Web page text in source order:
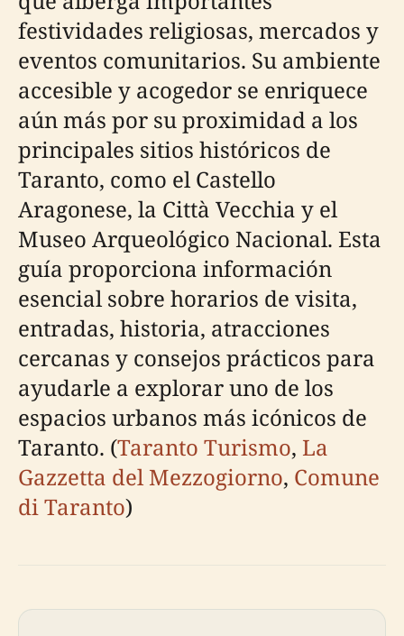
festividades religiosas, mercados y
eventos comunitarios. Su ambiente
accesible y acogedor se enriquece
aún más por su proximidad a los
principales sitios históricos de
Taranto, como el Castello
Aragonese, la Città Vecchia y el
Museo Arqueológico Nacional. Esta
guía proporciona información
esencial sobre horarios de visita,
entradas, historia, atracciones
cercanas y consejos prácticos para
ayudarle a explorar uno de los
espacios urbanos más icónicos de
Taranto. (Taranto Turismo, La
Gazzetta del Mezzogiorno, Comune
di Taranto)